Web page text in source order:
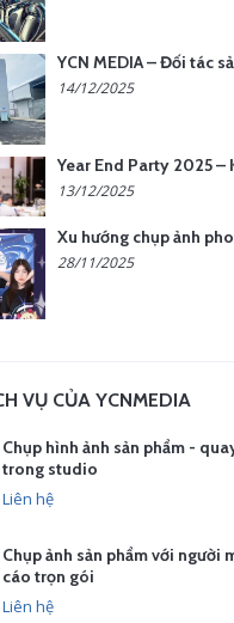
14/12/2025
13/12/2025
28/11/2025
VỤ CỦA YCNMEDIA
Chụp hình ảnh sản phẩm -
trong studio
Liên hệ
Chụp ảnh sản phẩm với người
cáo trọn gói
Liên hệ